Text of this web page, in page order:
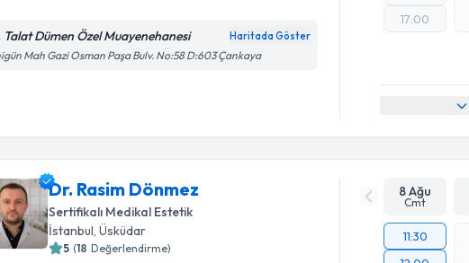
Talat Dümen Özel Muayenehanesi Haritada Göster
Mah Gazi Osman Paşa Bulv. No:58 D:603 Çankaya
17:00
Dr. Rasim Dönmez
Sertifikalı Medikal Estetik
İstanbul ,Üsküdar
5 (18 Değerlendirme)
8 Ağu
Cmt
11:30